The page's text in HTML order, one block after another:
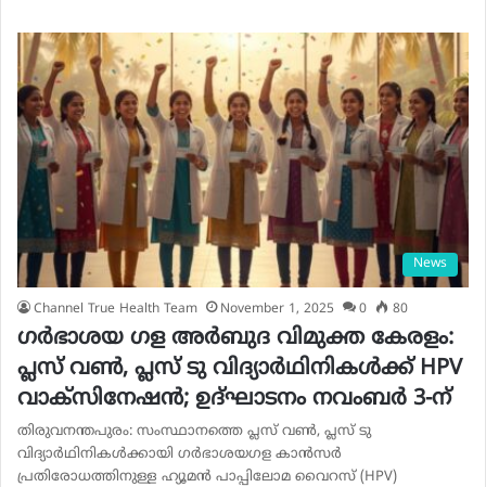
News
Channel True Health Team November 1, 2025 0 80
ഗർഭാശയ ഗള അർബുദ വിമുക്ത കേരളം:
പ്ലസ് വൺ, പ്ലസ് ടു വിദ്യാർഥിനികൾക്ക് HPV
വാക്‌സിനേഷൻ; ഉദ്ഘാടനം നവംബർ 3-ന്
തിരുവനന്തപുരം: സംസ്ഥാനത്തെ പ്ലസ് വൺ, പ്ലസ് ടു
വിദ്യാർഥിനികൾക്കായി ഗർഭാശയഗള കാൻസർ
പ്രതിരോധത്തിനുള്ള ഹ്യൂമൻ പാപ്പിലോമ വൈറസ് (HPV)